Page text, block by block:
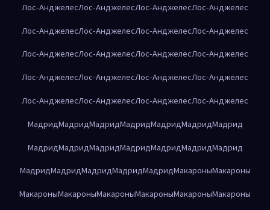
Лос-АнджелесЛос-АнджелесЛос-АнджелесЛос-Анджелес
Лос-АнджелесЛос-АнджелесЛос-АнджелесЛос-Анджелес
Лос-АнджелесЛос-АнджелесЛос-АнджелесЛос-Анджелес
Лос-АнджелесЛос-АнджелесЛос-АнджелесЛос-Анджелес
Лос-АнджелесЛос-АнджелесЛос-АнджелесЛос-Анджелес
МадридМадридМадридМадридМадридМадридМадрид
МадридМадридМадридМадридМадридМадридМадрид
МадридМадридМадридМадридМадридМакароныМакароны
МакароныМакароныМакароныМакароныМакароныМакароны